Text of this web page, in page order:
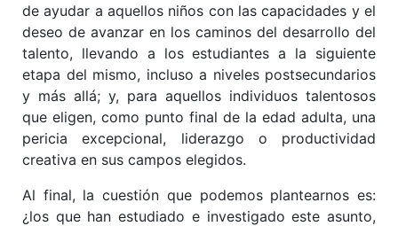
de ayudar a aquellos niños con las capacidades y el
deseo de avanzar en los caminos del desarrollo del
talento, llevando a los estudiantes a la siguiente
etapa del mismo, incluso a niveles postsecundarios
y más allá; y, para aquellos individuos talentosos
que eligen, como punto final de la edad adulta, una
pericia excepcional, liderazgo o productividad
creativa en sus campos elegidos.
Al final, la cuestión que podemos plantearnos es:
¿los que han estudiado e investigado este asunto,